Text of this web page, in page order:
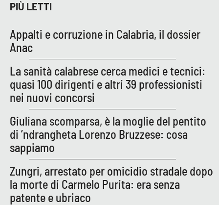
PIÙ LETTI
Appalti e corruzione in Calabria, il dossier
Anac
La sanità calabrese cerca medici e tecnici:
quasi 100 dirigenti e altri 39 professionisti
nei nuovi concorsi
Giuliana scomparsa, è la moglie del pentito
di ’ndrangheta Lorenzo Bruzzese: cosa
sappiamo
Zungri, arrestato per omicidio stradale dopo
la morte di Carmelo Purita: era senza
patente e ubriaco